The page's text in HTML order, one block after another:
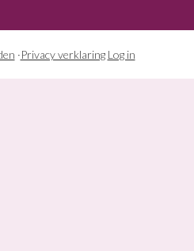
·Privacy verklaring Log in